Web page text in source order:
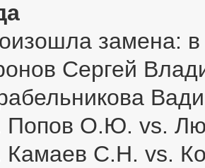
замена: в
Сергей
Попов О.Ю. vs.
Камаев С.Н. vs.